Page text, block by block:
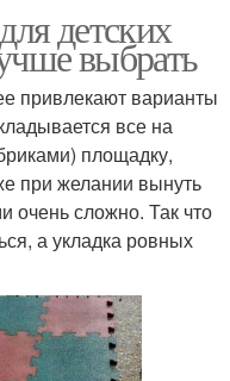
детских
выбрать
привлекают варианты
все на
площадку,
при желании вынуть
очень сложно. Так что
а укладка ровных